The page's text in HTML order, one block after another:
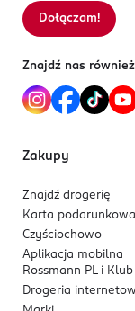
Kod EAN
5 907631 203822
Sortowanie
Dołączam!
Znajdź nas
Zakupy
Znajdź drogerię
Karta podarunkowa
Czyściochowo
Aplikacja mobilna
Rossmann PL i Klub
Drogeria